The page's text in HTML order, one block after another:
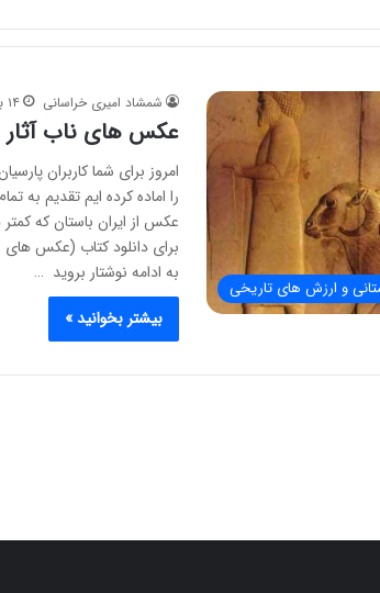
و ارزش های تاریخی
شمشاد امیری خراسانی ۱۴ بهمن ۱۳۹۱
عکس های ناب آثار
امروز برای شما کاربران
عکس از ایران باستان که
برای دانلود کتاب (عکس های
به ادامه نوشتار بروید …
بیشتر بخوانید »